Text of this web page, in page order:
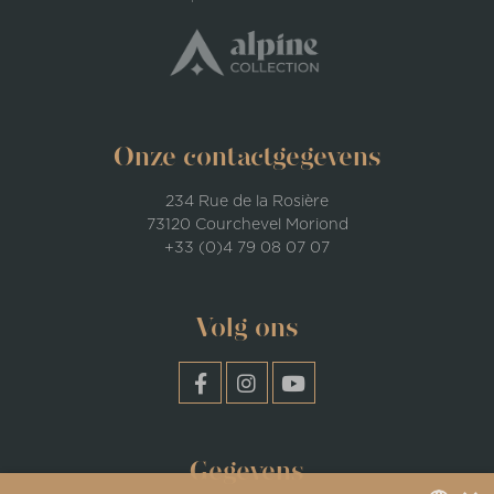
Onze contactgegevens
234 Rue de la Rosière
73120 Courchevel Moriond
+33 (0)4 79 08 07 07
Volg ons
Gegevens